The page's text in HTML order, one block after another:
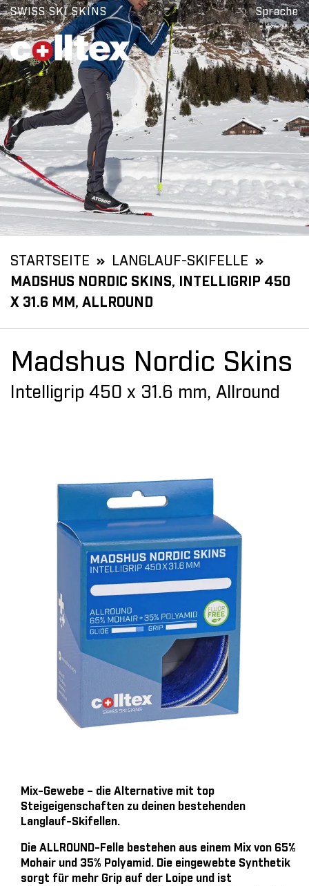
SWISS SKI SKINS Sprache
STARTSEITE
LANGLAUF-SKIFELLE
MADSHUS NORDIC SKINS, INTELLIGRIP 450
X 31.6 MM, ALLROUND
Madshus Nordic Skins
Intelligrip 450 x 31.6 mm, Allround
Mix-Gewebe – die Alternative mit top
Steigeigenschaften zu deinen bestehenden
Langlauf-Skifellen.
Die ALLROUND-Felle bestehen aus einem Mix von 65%
Mohair und 35% Polyamid. Die eingewebte Synthetik
sorgt für mehr Grip auf der Loipe und ist